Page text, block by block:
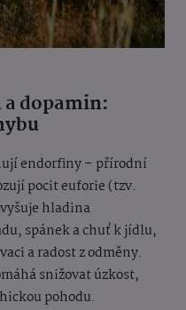
dopamin:
endorfiny – přírodní
pocit euforie (tzv.
hladina
spánek a chuť k jídlu,
a radost z odměny.
snižovat úzkost,
pohodu.